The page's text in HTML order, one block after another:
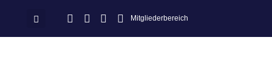
Mitgliederbereich